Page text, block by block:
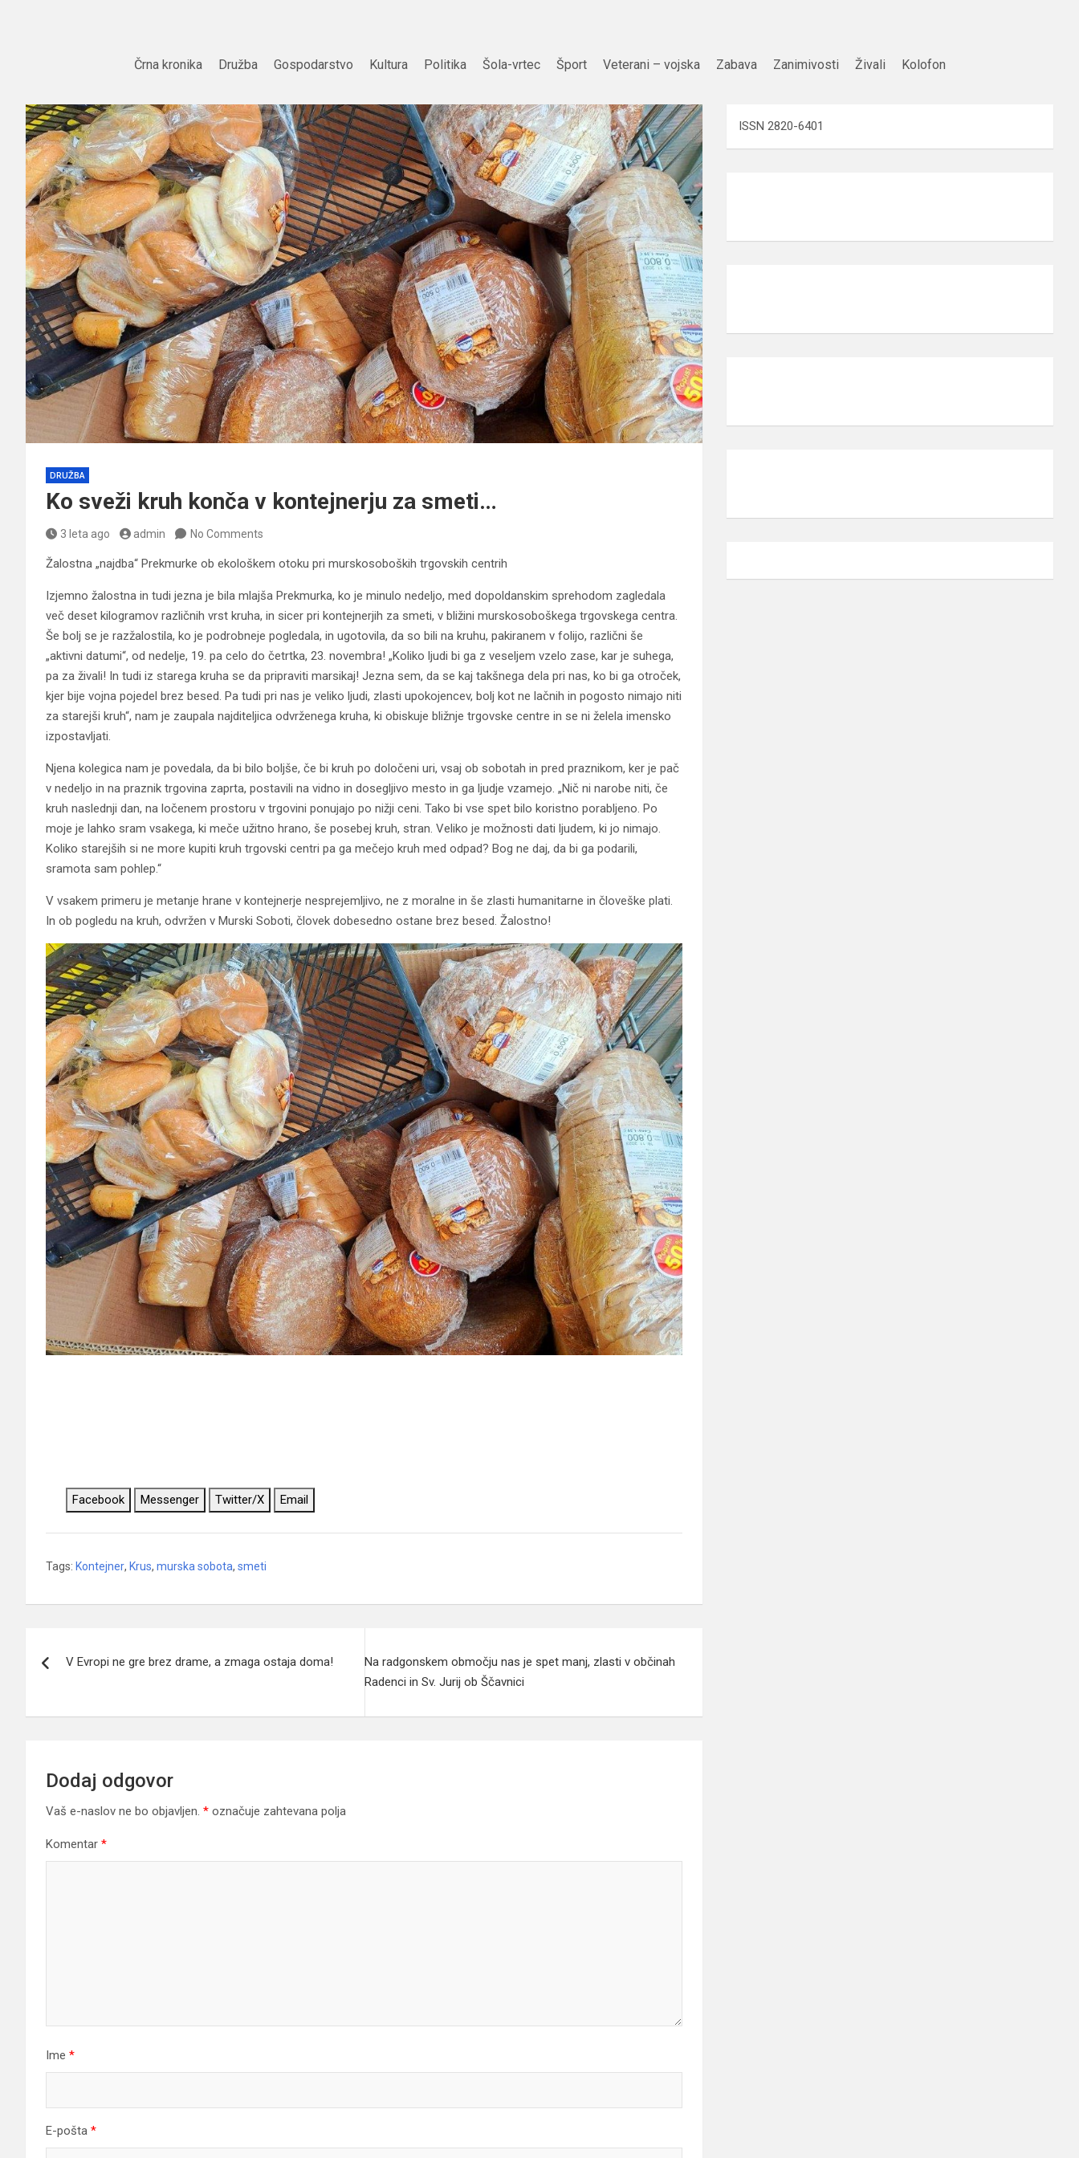
Črna kronika Družba Gospodarstvo Kultura Politika Šola-vrtec Šport Veterani – vojska Zabava Zanimivosti Živali Kolofon
DRUŽBA
Ko sveži kruh konča v kontejnerju za smeti…
3 leta ago admin No Comments
Žalostna „najdba“ Prekmurke ob ekološkem otoku pri murskosoboških trgovskih centrih
Izjemno žalostna in tudi jezna je bila mlajša Prekmurka, ko je minulo nedeljo, med dopoldanskim sprehodom zagledala
več deset kilogramov različnih vrst kruha, in sicer pri kontejnerjih za smeti, v bližini murskosoboškega trgovskega centra.
Še bolj se je razžalostila, ko je podrobneje pogledala, in ugotovila, da so bili na kruhu, pakiranem v folijo, različni še
„aktivni datumi“, od nedelje, 19. pa celo do četrtka, 23. novembra! „Koliko ljudi bi ga z veseljem vzelo zase, kar je suhega,
pa za živali! In tudi iz starega kruha se da pripraviti marsikaj! Jezna sem, da se kaj takšnega dela pri nas, ko bi ga otroček,
kjer bije vojna pojedel brez besed. Pa tudi pri nas je veliko ljudi, zlasti upokojencev, bolj kot ne lačnih in pogosto nimajo niti
za starejši kruh“, nam je zaupala najditeljica odvrženega kruha, ki obiskuje bližnje trgovske centre in se ni želela imensko
izpostavljati.
Njena kolegica nam je povedala, da bi bilo boljše, če bi kruh po določeni uri, vsaj ob sobotah in pred praznikom, ker je pač
v nedeljo in na praznik trgovina zaprta, postavili na vidno in dosegljivo mesto in ga ljudje vzamejo. „Nič ni narobe niti, če
kruh naslednji dan, na ločenem prostoru v trgovini ponujajo po nižji ceni. Tako bi vse spet bilo koristno porabljeno. Po
moje je lahko sram vsakega, ki meče užitno hrano, še posebej kruh, stran. Veliko je možnosti dati ljudem, ki jo nimajo.
Koliko starejših si ne more kupiti kruh trgovski centri pa ga mečejo kruh med odpad? Bog ne daj, da bi ga podarili,
sramota sam pohlep.“
V vsakem primeru je metanje hrane v kontejnerje nesprejemljivo, ne z moralne in še zlasti humanitarne in človeške plati.
In ob pogledu na kruh, odvržen v Murski Soboti, človek dobesedno ostane brez besed. Žalostno!
Facebook Messenger Twitter/X Email
Tags: Kontejner, Krus, murska sobota, smeti
prispevka
V Evropi ne gre brez drame, a zmaga ostaja doma!
Na radgonskem območju nas je spet manj, zlasti v občinah
Radenci in Sv. Jurij ob Ščavnici
Dodaj odgovor
Vaš e-naslov ne bo objavljen. * označuje zahtevana polja
Komentar *
Ime *
E-pošta *
ISSN 2820-6401